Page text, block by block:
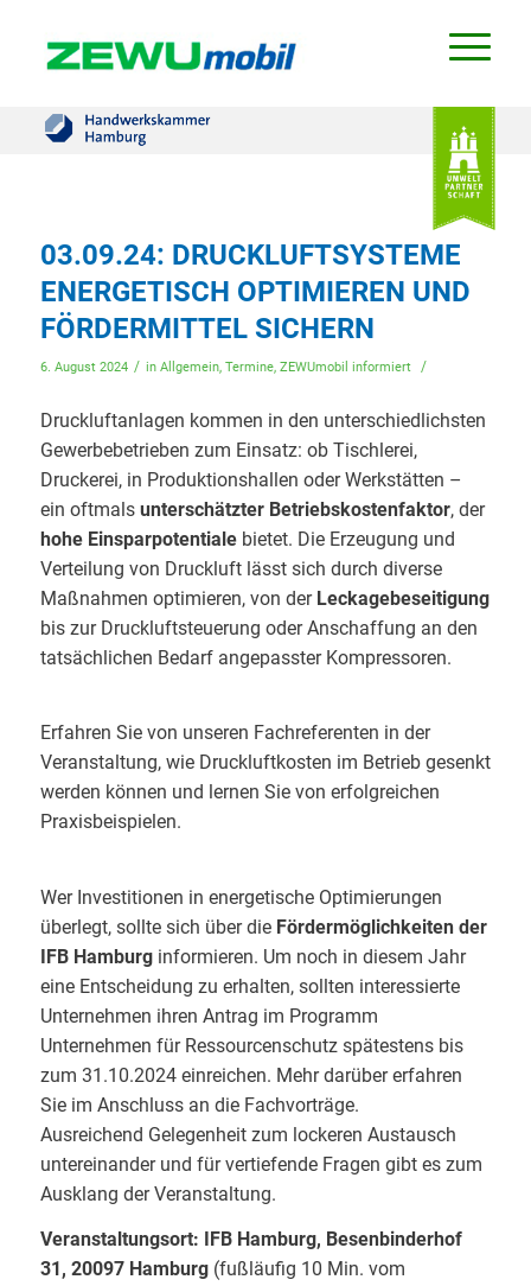
03.09.24: DRUCKLUFTSYSTEME
ENERGETISCH OPTIMIEREN UND
FÖRDERMITTEL SICHERN
6. August 2024 / in Allgemein, Termine, ZEWUmobil informiert /
Druckluftanlagen kommen in den unterschiedlichsten
Gewerbebetrieben zum Einsatz: ob Tischlerei,
Druckerei, in Produktionshallen oder Werkstätten –
ein oftmals unterschätzter Betriebskostenfaktor, der
hohe Einsparpotentialebietet. Die Erzeugung und
Verteilung von Druckluft lässt sich durch diverse
Maßnahmen optimieren, von der Leckagebeseitigung
bis zur Druckluftsteuerung oder Anschaffung an den
tatsächlichen Bedarf angepasster Kompressoren.
Erfahren Sie von unseren Fachreferenten in der
Veranstaltung, wie Druckluftkosten im Betrieb gesenkt
werden können und lernen Sie von erfolgreichen
Praxisbeispielen.
Wer Investitionen in energetische Optimierungen
überlegt, sollte sich über die Fördermöglichkeiten der
IFB Hamburginformieren. Um noch in diesem Jahr
eine Entscheidung zu erhalten, sollten interessierte
Unternehmen ihren Antrag im Programm
Unternehmen für Ressourcenschutz spätestens bis
zum 31.10.2024 einreichen. Mehr darüber erfahren
Sie im Anschluss an die Fachvorträge.
Ausreichend Gelegenheit zum lockeren Austausch
untereinander und für vertiefende Fragen gibt es zum
Ausklang der Veranstaltung.
Veranstaltungsort: IFB Hamburg, Besenbinderhof
31, 20097 Hamburg (fußläufig 10 Min. vom